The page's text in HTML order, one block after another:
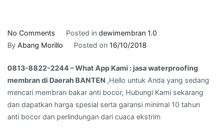
No Comments
0813-
2244
–
What
App
Kami
Posted in dewimembran 1.0
By Abang Morillo Posted on 16/10/2018
0813-8822-2244 – What App Kami : jasa waterproofing
membran di Daerah BANTEN ,Hello untuk Anda yang sedang
mencari membran bakar anti bocor, Hubungi Kami sekarang
dan dapatkan harga spesial serta garansi minimal 10 tahun
anti bocor dan perlindungan dari cuaca ekstrim